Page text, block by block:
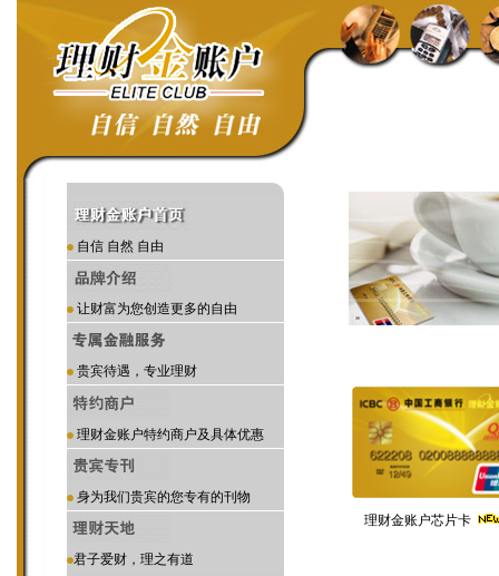
自信 自然 自由
让财富为您创造更多的自由
贵宾待遇，专业理财
理财金账户特约商户及具体优惠
身为我们贵宾的您专有的刊物
君子爱财，理之有道
理财金账户芯片卡